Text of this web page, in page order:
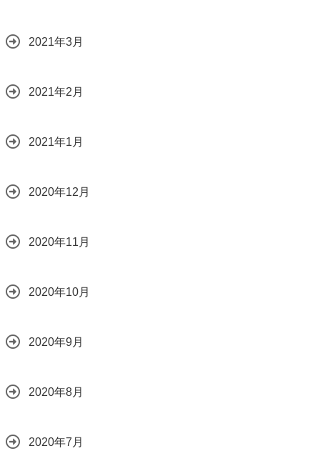
2021年3月
2021年2月
2021年1月
2020年12月
2020年11月
2020年10月
2020年9月
2020年8月
2020年7月